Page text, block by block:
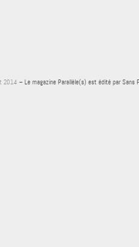
2014 – Le magazine Parallèle(s) est édité par Sans